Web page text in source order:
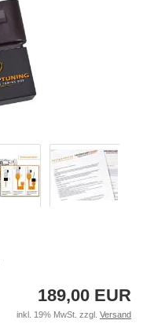
189,00 EUR
inkl. 19% MwSt. zzgl. Versand